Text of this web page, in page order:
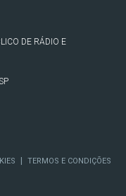
DE RÁDIO E
TERMOS E CONDIÇÕES